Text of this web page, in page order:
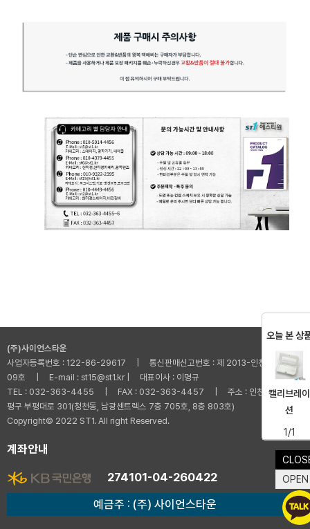
(주)사이언스타운
사업자등록번호 : 122-86-29617 | 통신판매신고번호 : 제 2013-인천부평-001
09호 | E-mail : st15@st1.kr | 대표이사 : 이명규
TEL : 032-363-4455 | FAX : 032-363-4457 | 주소 : 인천광역시 부
평구 부평대로 301(청천동, 남광센트렉스 7층 705호, 8층 803호)
Copyright© 2022 ST1. All right Reserved.
계좌안내
274101-04-260422
예금주 : (주) 사이언스타운
OPEN
오늘 본 상
캘리브레이
션
1/1